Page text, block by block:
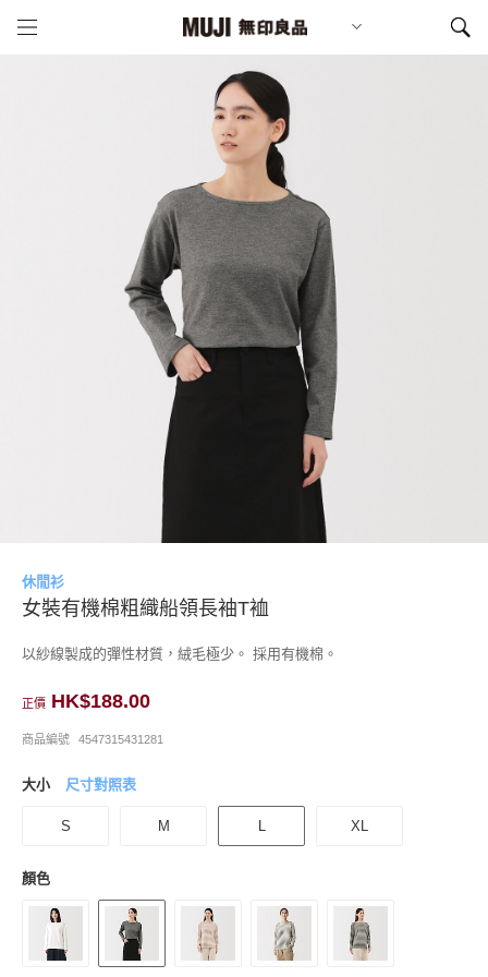
休閒衫
女裝有機棉粗織船領長袖T裇
以紗線製成的彈性材質，絨毛極少。 採用有機棉。
正價 HK$188.00
商品編號 4547315431281
大小 尺寸對照表
S M L XL
顏色